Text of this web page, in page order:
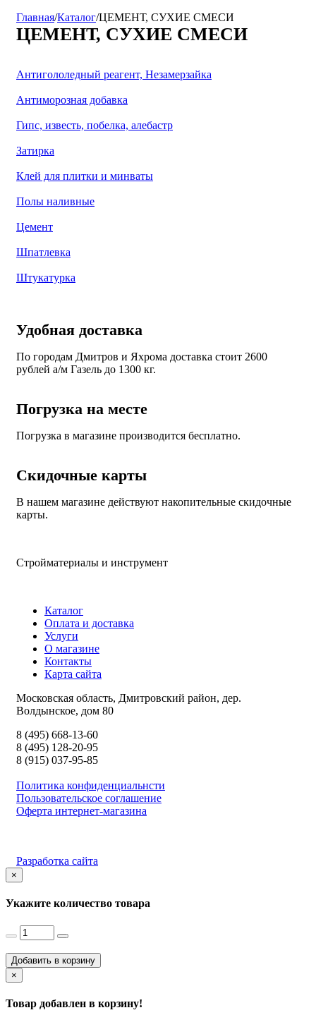
Главная/Каталог/ЦЕМЕНТ, СУХИЕ СМЕСИ
ЦЕМЕНТ, СУХИЕ СМЕСИ
Антигололедный реагент, Незамерзайка
Антиморозная добавка
Гипс, известь, побелка, алебастр
Затирка
Клей для плитки и минваты
Полы наливные
Цемент
Шпатлевка
Штукатурка
Удобная доставка
По городам Дмитров и Яхрома доставка стоит 2600
рублей а/м Газель до 1300 кг.
Погрузка на месте
Погрузка в магазине производится бесплатно.
Скидочные карты
В нашем магазине действуют накопительные скидочные
карты.
Стройматериалы и инструмент
Каталог
Оплата и доставка
Услуги
О магазине
Контакты
Карта сайта
Московская область, Дмитровский район, дер.
Волдынское, дом 80
8 (495) 668-13-60
8 (495) 128-20-95
8 (915) 037-95-85
Политика конфиденциальнсти
Пользовательское соглашение
Оферта интернет-магазина
Разработка сайта
×
Укажите количество товара
Добавить в корзину
×
Товар добавлен в корзину!